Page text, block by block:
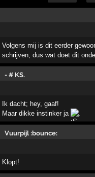
Volgens mij is dit eerder
schrijven, dus wat doet dit
- # KS.
Ik dacht; hey, gaaf!
Maar dikke instinker ja
.
Vuurpijl :bounce:
Klopt!